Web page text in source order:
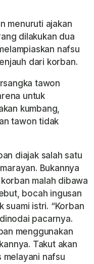
menuruti ajakan
dilakukan dua
nafsu
dari korban.
tawon
untuk
kumbang,
tawon tidak
diajak salah satu
Bukannya
malah dibawa
bocah ingusan
suami istri. “Korban
pacarnya.
menggunakan
Takut akan
melayani nafsu